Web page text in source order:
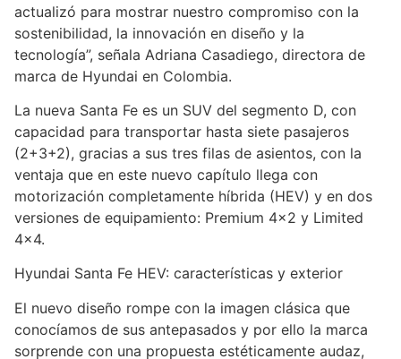
actualizó para mostrar nuestro compromiso con la
sostenibilidad, la innovación en diseño y la
tecnología”, señala Adriana Casadiego, directora de
marca de Hyundai en Colombia.
La nueva Santa Fe es un SUV del segmento D, con
capacidad para transportar hasta siete pasajeros
(2+3+2), gracias a sus tres filas de asientos, con la
ventaja que en este nuevo capítulo llega con
motorización completamente híbrida (HEV) y en dos
versiones de equipamiento: Premium 4×2 y Limited
4×4.
Hyundai Santa Fe HEV: características y exterior
El nuevo diseño rompe con la imagen clásica que
conocíamos de sus antepasados y por ello la marca
sorprende con una propuesta estéticamente audaz,